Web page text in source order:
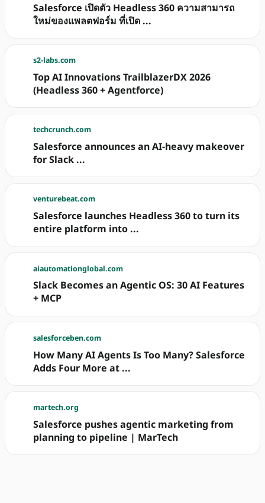
Salesforce เปิดตัว Headless 360 ความสามารถ
ใหม่ของแพลตฟอร์ม ที่เปิด ...
s2-labs.com
Top AI Innovations TrailblazerDX 2026
(Headless 360 + Agentforce)
techcrunch.com
Salesforce announces an AI-heavy makeover
for Slack ...
venturebeat.com
Salesforce launches Headless 360 to turn its
entire platform into ...
aiautomationglobal.com
Slack Becomes an Agentic OS: 30 AI Features
+ MCP
salesforceben.com
How Many AI Agents Is Too Many? Salesforce
Adds Four More at ...
martech.org
Salesforce pushes agentic marketing from
planning to pipeline | MarTech